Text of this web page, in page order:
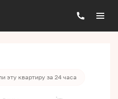
9 760 000 руб.
эту квартиру за 24 часа